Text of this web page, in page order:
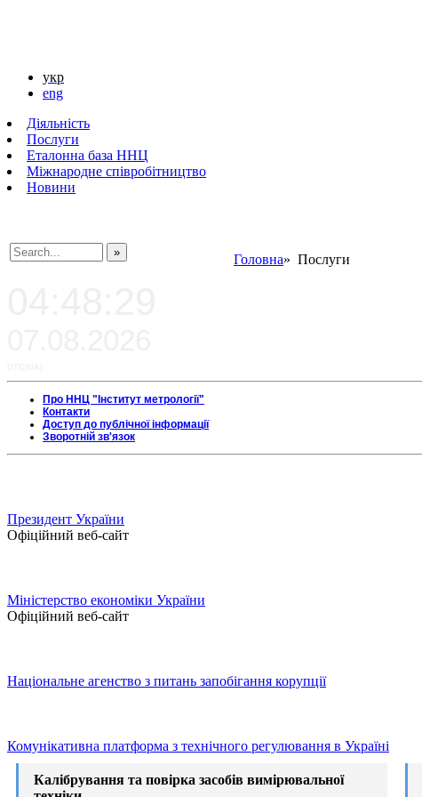
укр
eng
Діяльність
Послуги
Еталонна база ННЦ
Міжнародне співробітництво
Новини
Головна» Послуги
Про ННЦ "Інститут метрології"
Контакти
Доступ до публічної інформації
Зворотній зв'язок
Президент України
Офіційний веб-сайт
Міністерство економіки України
Офіційний веб-сайт
Національне агенство з питань запобігання корупції
Комунікативна платформа з технічного регулювання в Україні
Калібрування та повірка засобів вимірювальної